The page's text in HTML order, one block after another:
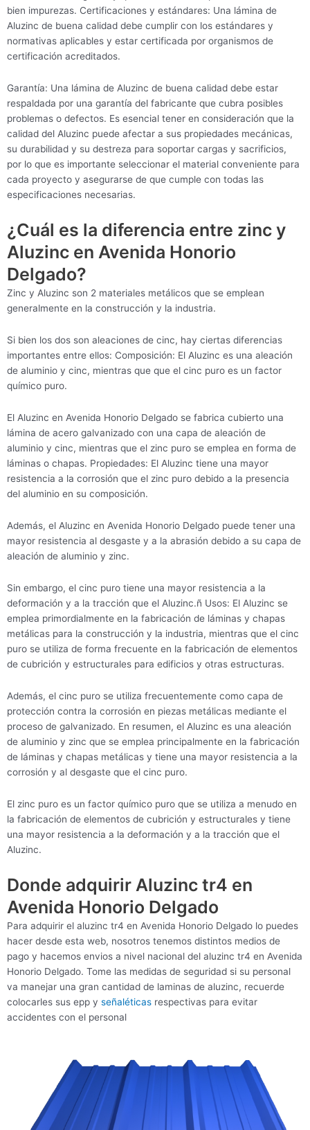
bien impurezas. Certificaciones y estándares: Una lámina de
Aluzinc de buena calidad debe cumplir con los estándares y
normativas aplicables y estar certificada por organismos de
certificación acreditados.
Garantía: Una lámina de Aluzinc de buena calidad debe estar
respaldada por una garantía del fabricante que cubra posibles
problemas o defectos. Es esencial tener en consideración que la
calidad del Aluzinc puede afectar a sus propiedades mecánicas,
su durabilidad y su destreza para soportar cargas y sacrificios,
por lo que es importante seleccionar el material conveniente para
cada proyecto y asegurarse de que cumple con todas las
especificaciones necesarias.
¿Cuál es la diferencia entre zinc y
Aluzinc en Avenida Honorio
Delgado?
Zinc y Aluzinc son 2 materiales metálicos que se emplean
generalmente en la construcción y la industria.
Si bien los dos son aleaciones de cinc, hay ciertas diferencias
importantes entre ellos: Composición: El Aluzinc es una aleación
de aluminio y cinc, mientras que que el cinc puro es un factor
químico puro.
El Aluzinc en Avenida Honorio Delgado se fabrica cubierto una
lámina de acero galvanizado con una capa de aleación de
aluminio y cinc, mientras que el zinc puro se emplea en forma de
láminas o chapas. Propiedades: El Aluzinc tiene una mayor
resistencia a la corrosión que el zinc puro debido a la presencia
del aluminio en su composición.
Además, el Aluzinc en Avenida Honorio Delgado puede tener una
mayor resistencia al desgaste y a la abrasión debido a su capa de
aleación de aluminio y zinc.
Sin embargo, el cinc puro tiene una mayor resistencia a la
deformación y a la tracción que el Aluzinc.ñ Usos: El Aluzinc se
emplea primordialmente en la fabricación de láminas y chapas
metálicas para la construcción y la industria, mientras que el cinc
puro se utiliza de forma frecuente en la fabricación de elementos
de cubrición y estructurales para edificios y otras estructuras.
Además, el cinc puro se utiliza frecuentemente como capa de
protección contra la corrosión en piezas metálicas mediante el
proceso de galvanizado. En resumen, el Aluzinc es una aleación
de aluminio y zinc que se emplea principalmente en la fabricación
de láminas y chapas metálicas y tiene una mayor resistencia a la
corrosión y al desgaste que el cinc puro.
El zinc puro es un factor químico puro que se utiliza a menudo en
la fabricación de elementos de cubrición y estructurales y tiene
una mayor resistencia a la deformación y a la tracción que el
Aluzinc.
Donde adquirir Aluzinc tr4 en
Avenida Honorio Delgado
Para adquirir el aluzinc tr4 en Avenida Honorio Delgado lo puedes
hacer desde esta web, nosotros tenemos distintos medios de
pago y hacemos envios a nivel nacional del aluzinc tr4 en Avenida
Honorio Delgado. Tome las medidas de seguridad si su personal
va manejar una gran cantidad de laminas de aluzinc, recuerde
colocarles sus epp y señaléticas respectivas para evitar
accidentes con el personal